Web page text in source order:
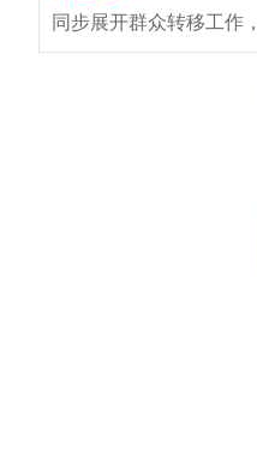
同步展开群众转移工作